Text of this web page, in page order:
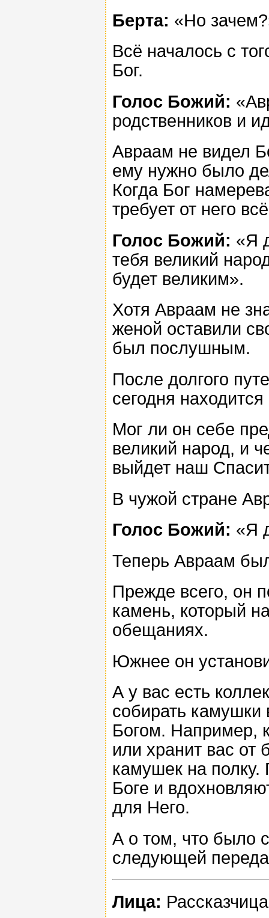
Берта: «Но
Всё началось с
Бог.
Голос Божий:
родственников и
Авраам не видел
ему нужно было
Когда Бог
требует от него
Голос Божий: «Я
тебя великий
будет великим».
Хотя Авраам не
женой оставили
был послушным.
После долгого
сегодня
Мог ли он себе
великий народ, и
выйдет наш
В чужой стране
Голос Божий: «Я
Теперь Авраам
Прежде всего, он
камень, который
обещаниях.
Южнее он
А у вас есть
собирать
Богом. Например,
или хранит вас
камушек на
Боге и
для Него.
А о том, что было
следующей
Лица: